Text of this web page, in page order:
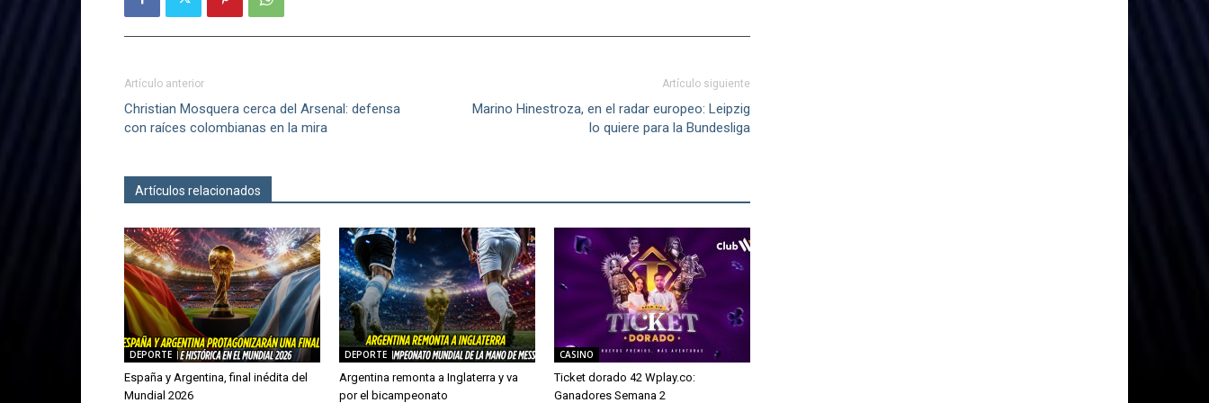
Artículo anterior
Christian Mosquera cerca del Arsenal: defensa
con raíces colombianas en la mira
Artículo siguiente
Marino Hinestroza, en el radar europeo: Leipzig
lo quiere para la Bundesliga
Artículos relacionados
DEPORTE
España y Argentina, final inédita del
Mundial 2026
DEPORTE
Argentina remonta a Inglaterra y va
por el bicampeonato
CASINO
Ticket dorado 42 Wplay.co:
Ganadores Semana 2